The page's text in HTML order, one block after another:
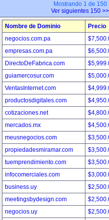
Mostrando 1 de 150
Ver siguientes 150 >>
Nombre de Dominio
Precio
negocios.com.pa
empresas.com.pa
DirectoDeFabrica.com
guiamercosur.com
VentasInternet.com
productosdigitales.com
cotizaciones.net
mercados.mx
meusnegocios.com
propiedadesmiramar.com
tuemprendimiento.com
infocomerciales.com
business.uy
meetingsbydesign.com
negocios.uy